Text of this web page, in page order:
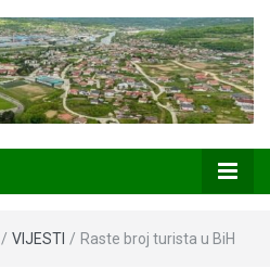
Zavnews
/ VIJESTI / Raste broj turista u BiH